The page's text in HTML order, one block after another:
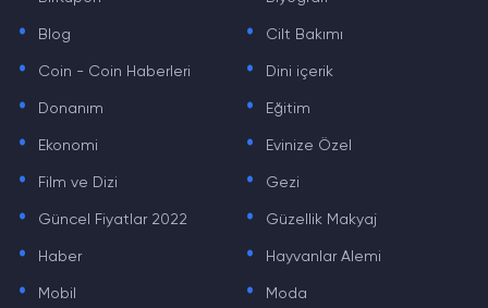
. Blog . Cilt Bakımı
. Coin - Coin Haberleri . Dini içerik
. Donanım . Eğitim
. Ekonomi . Evinize Özel
. Film ve Dizi . Gezi
. Güncel Fiyatlar 2022 . Güzellik Makyaj
. Haber . Hayvanlar Alemi
. Mobil . Moda